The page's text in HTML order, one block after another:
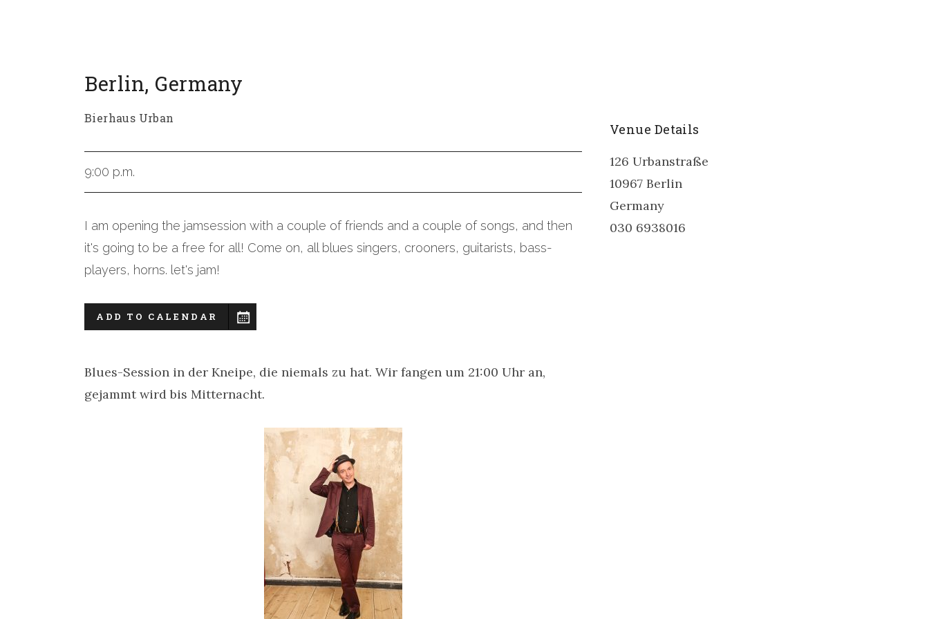
Berlin, Germany
Bierhaus Urban
9:00 p.m.
I am opening the jamsession with a couple of friends and a couple of songs, and then
it's going to be a free for all! Come on, all blues singers, crooners, guitarists, bass-
players, horns. let's jam!
ADD TO CALENDAR
Blues-Session in der Kneipe, die niemals zu hat. Wir fangen um 21:00 Uhr an,
gejammt wird bis Mitternacht.
Venue Details
126 Urbanstraße
10967 Berlin
Germany
030 6938016